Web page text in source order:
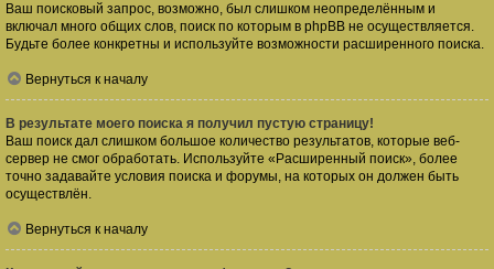
Ваш поисковый запрос, возможно, был слишком неопределённым и
включал много общих слов, поиск по которым в phpBB не осуществляется.
Будьте более конкретны и используйте возможности расширенного поиска.
Вернуться к началу
В результате моего поиска я получил пустую страницу!
Ваш поиск дал слишком большое количество результатов, которые веб-
сервер не смог обработать. Используйте «Расширенный поиск», более
точно задавайте условия поиска и форумы, на которых он должен быть
осуществлён.
Вернуться к началу